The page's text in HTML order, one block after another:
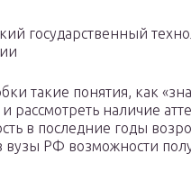
государственный
такие понятия, как
рассмотреть наличие
в последние годы
вузы РФ возможности